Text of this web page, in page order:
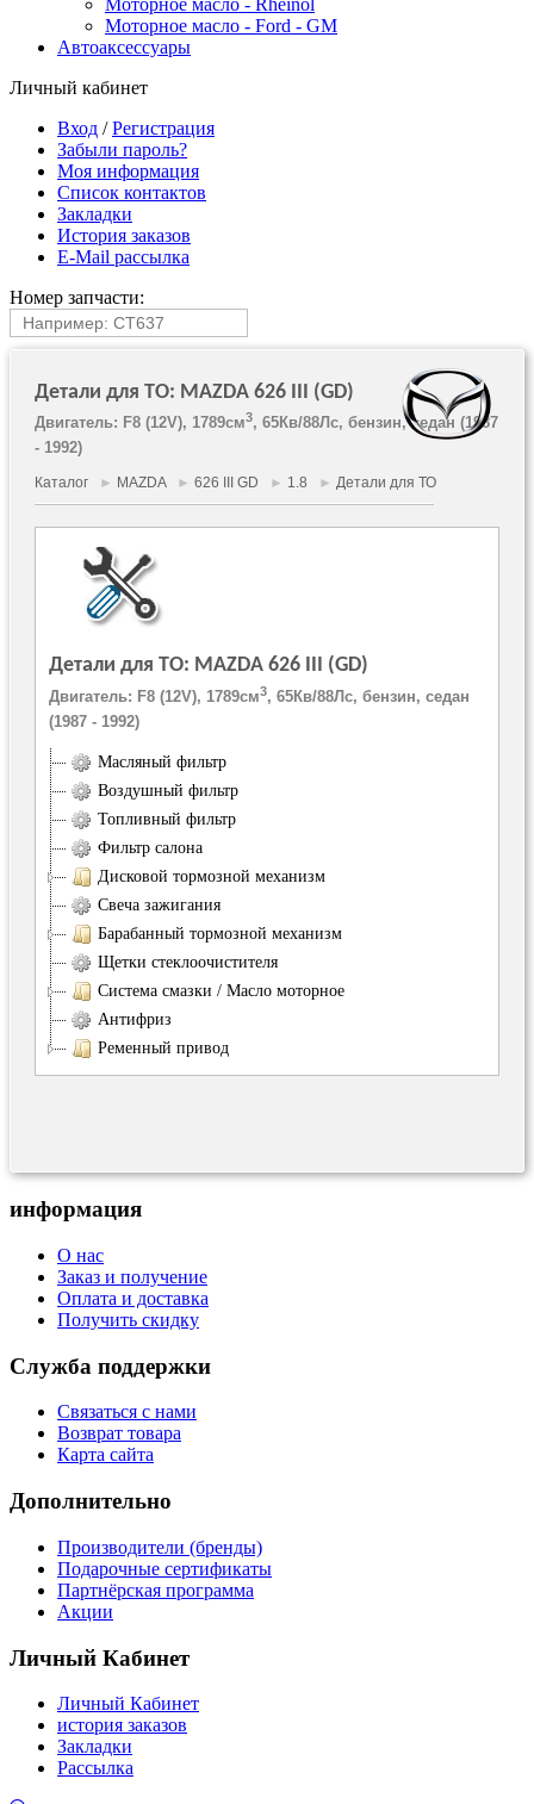
Моторное масло - Rheinol
Моторное масло - Ford - GM
Автоаксессуары
Личный кабинет
Вход /Регистрация
Забыли пароль?
Моя информация
Список контактов
Закладки
История заказов
E-Mail рассылка
Номер запчасти:
Детали для ТО: MAZDA 626 III (GD)
Двигатель: F8 (12V), 1789см3, 65Кв/88Лс, бензин, седан (1987
- 1992)
Каталог ► MAZDA► 626 III GD ► 1.8 ► Детали для ТО
Детали для ТО: MAZDA 626 III (GD)
Двигатель: F8 (12V), 1789см3, 65Кв/88Лс, бензин, седан
(1987 - 1992)
Масляный фильтр
Воздушный фильтр
Топливный фильтр
Фильтр салона
Дисковой тормозной механизм
Свеча зажигания
Барабанный тормозной механизм
Щетки стеклоочистителя
Система смазки / Масло моторное
Антифриз
Ременный привод
информация
О нас
Заказ и получение
Оплата и доставка
Получить скидку
Служба поддержки
Связаться с нами
Возврат товара
Карта сайта
Дополнительно
Производители (бренды)
Подарочные сертификаты
Партнёрская программа
Акции
Личный Кабинет
Личный Кабинет
история заказов
Закладки
Рассылка